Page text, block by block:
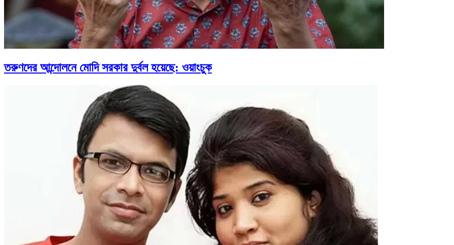
তরুণদের আন্দোলনে মোদি সরকার দুর্বল হয়েছে: ওয়াংচুক